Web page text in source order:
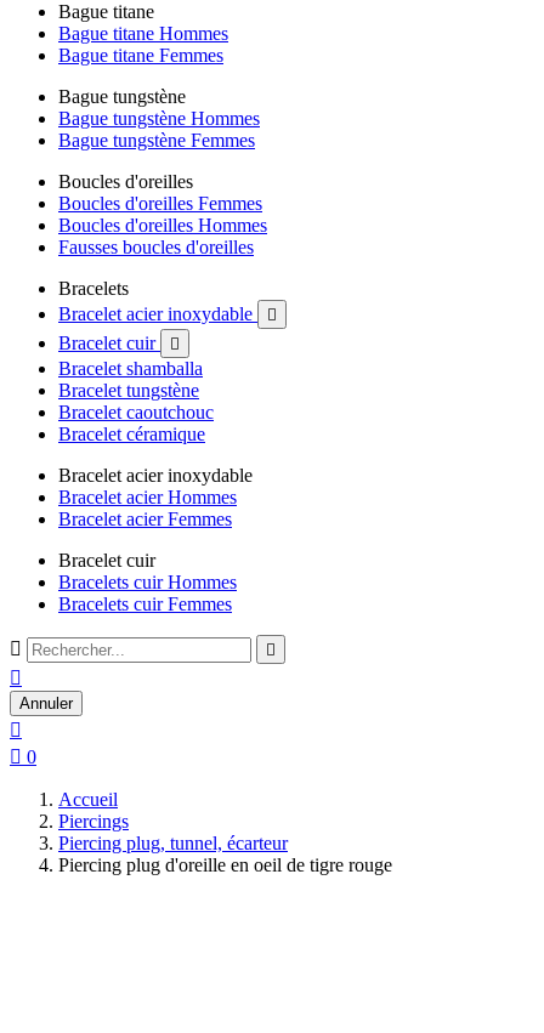
Bague titane
Bague titane Hommes
Bague titane Femmes
Bague tungstène
Bague tungstène Hommes
Bague tungstène Femmes
Boucles d'oreilles
Boucles d'oreilles Femmes
Boucles d'oreilles Hommes
Fausses boucles d'oreilles
Bracelets
Bracelet acier inoxydable

Bracelet cuir 
Bracelet shamballa
Bracelet tungstène
Bracelet caoutchouc
Bracelet céramique
Bracelet acier inoxydable
Bracelet acier Hommes
Bracelet acier Femmes
Bracelet cuir
Bracelets cuir Hommes
Bracelets cuir Femmes
 

Annuler

 0
Accueil
Piercings
Piercing plug, tunnel, écarteur
Piercing plug d'oreille en oeil de tigre rouge